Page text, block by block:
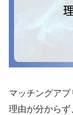
マッチングア
理由が分からず